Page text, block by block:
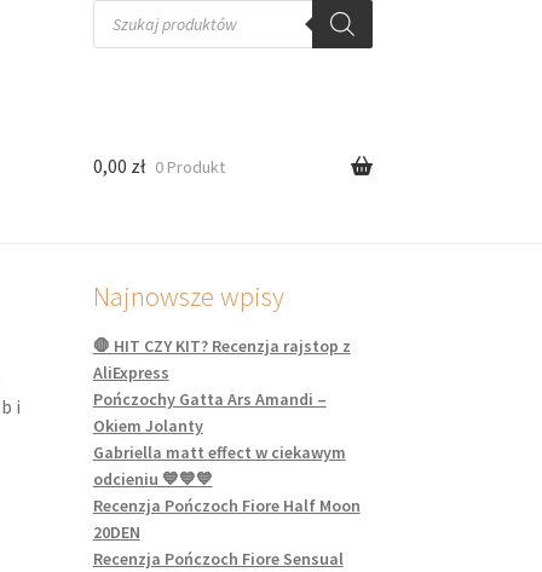
0,00 zł 0 Produkt
i
Najnowsze wpisy
🛑 HIT CZY KIT? Recenzja rajstop z
AliExpress
Pończochy Gatta Ars Amandi –
Okiem Jolanty
Gabriella matt effect w ciekawym
odcieniu 💙💙💙
Recenzja Pończoch Fiore Half Moon
20DEN
Recenzja Pończoch Fiore Sensual